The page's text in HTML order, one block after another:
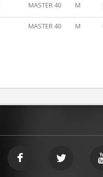
MASTER 40 M
MASTER 40 M